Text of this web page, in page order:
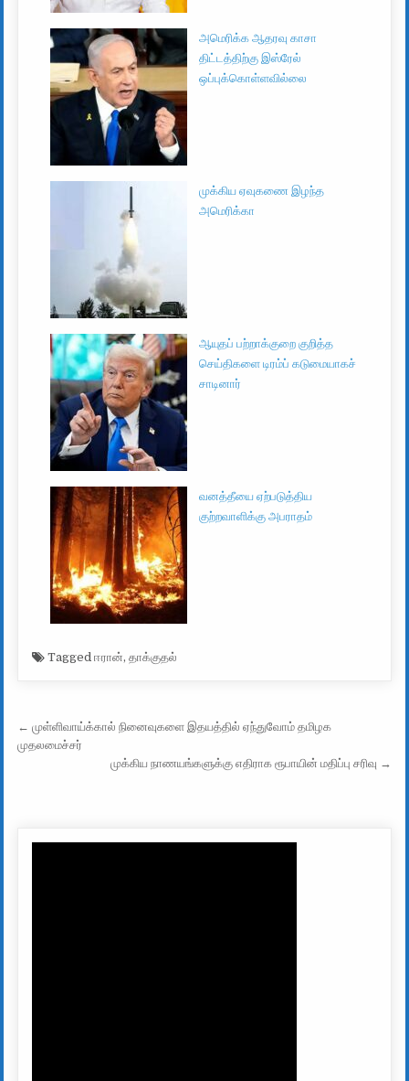
அமெரிக்க ஆதரவு காசா
திட்டத்திற்கு இஸ்ரேல்
ஒப்புக்கொள்ளவில்லை
முக்கிய ஏவுகணை இழந்த
அமெரிக்கா
ஆயுதப் பற்றாக்குறை குறித்த
செய்திகளை டிரம்ப் கடுமையாகச்
சாடினார்
வனத்தீயை ஏற்படுத்திய
குற்றவாளிக்கு அபராதம்
Taggedஈரான்,தாக்குதல்
Post navigation
← முள்ளிவாய்க்கால் நினைவுகளை இதயத்தில் ஏந்துவோம் தமிழக
முதலமைச்சர்
முக்கிய நாணயங்களுக்கு எதிராக ரூபாயின் மதிப்பு சரிவு →